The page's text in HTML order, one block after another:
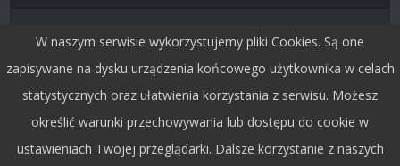
W naszym serwisie wykorzystujemy pliki Cookies. Są one
zapisywane na dysku urządzenia końcowego użytkownika w celach
statystycznych oraz ułatwienia korzystania z serwisu. Możesz
określić warunki przechowywania lub dostępu do cookie w
ustawieniach Twojej przeglądarki. Dalsze korzystanie z naszych